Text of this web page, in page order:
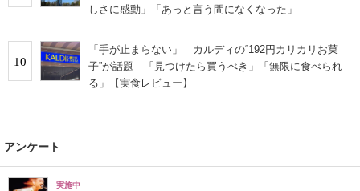
しさに感動」「あっと言う間になくなった」
10
「手が止まらない」 カルディの“192円カリカリお菓
子”が話題 「見つけたら買うべき」「無限に食べられ
る」【実食レビュー】
アンケート
実施中